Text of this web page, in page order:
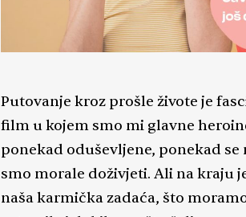
Putovanje kroz prošle živote je
film u kojem smo mi glavne
ponekad oduševljene, ponekad
smo morale doživjeti. Ali na kraju
naša karmička zadaća, što